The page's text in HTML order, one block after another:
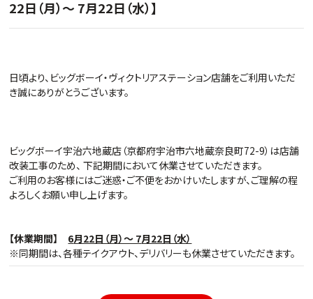
22日（月）～ 7月22日（水）】
日頃より、ビッグボーイ・ヴィクトリアステーション店舗をご利用いただ
き誠にありがとうございます。
ビッグボーイ宇治六地蔵店（京都府宇治市六地蔵奈良町72-9）は店舗
改装工事のため、 下記期間において休業させていただきます。
ご利用のお客様にはご迷惑・ご不便をおかけいたしますが、ご理解の程
よろしくお願い申し上げます。
【休業期間】 6月22日（月）～ 7月22日（水）
※同期間は、各種テイクアウト、デリバリーも休業させていただきます。